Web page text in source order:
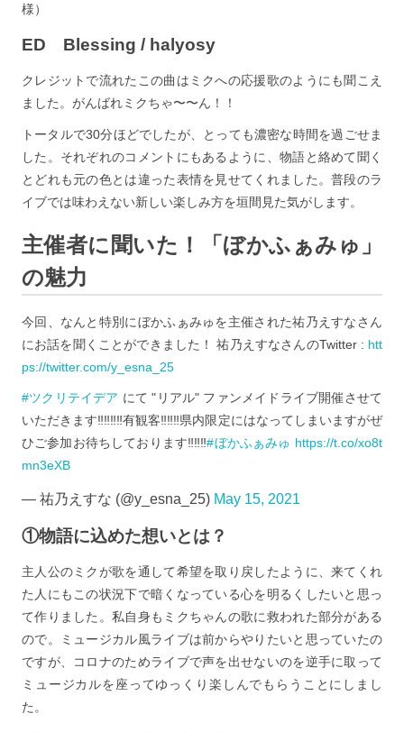
様）
ED Blessing / halyosy
クレジットで流れたこの曲はミクへの応援歌のようにも聞こえ
ました。がんばれミクちゃ〜〜ん！！
トータルで30分ほどでしたが、とっても濃密な時間を過ごせま
した。それぞれのコメントにもあるように、物語と絡めて聞く
とどれも元の色とは違った表情を見せてくれました。普段のラ
イブでは味わえない新しい楽しみ方を垣間見た気がします。
主催者に聞いた！「ぼかふぁみゅ」
の魅力
今回、なんと特別にぼかふぁみゅを主催された祐乃えすなさん
にお話を聞くことができました！ 祐乃えすなさんのTwitter : htt
ps://twitter.com/y_esna_25
#ツクリテイデア にて "リアル" ファンメイドライブ開催させて
いただきます‼️‼️‼️‼️有観客‼️‼️‼️県内限定にはなってしまいますがぜ
ひご参加お待ちしております‼️‼️‼️#ぼかふぁみゅ https://t.co/xo8t
mn3eXB
— 祐乃えすな (@y_esna_25) May 15, 2021
①物語に込めた想いとは？
主人公のミクが歌を通して希望を取り戻したように、来てくれ
た人にもこの状況下で暗くなっている心を明るくしたいと思っ
て作りました。私自身もミクちゃんの歌に救われた部分がある
ので。ミュージカル風ライブは前からやりたいと思っていたの
ですが、コロナのためライブで声を出せないのを逆手に取って
ミュージカルを座ってゆっくり楽しんでもらうことにしまし
た。